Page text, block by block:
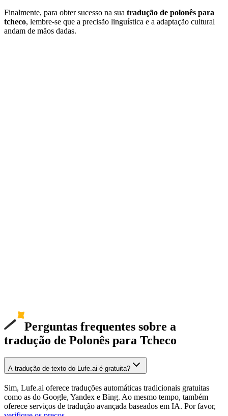
Finalmente, para obter sucesso na sua tradução de polonês para
tcheco, lembre-se que a precisão linguística e a adaptação cultural
andam de mãos dadas.
Perguntas frequentes sobre a
tradução de Polonês para Tcheco
A tradução de texto do Lufe.ai é gratuita?
Sim, Lufe.ai oferece traduções automáticas tradicionais gratuitas
como as do Google, Yandex e Bing. Ao mesmo tempo, também
oferece serviços de tradução avançada baseados em IA. Por favor,